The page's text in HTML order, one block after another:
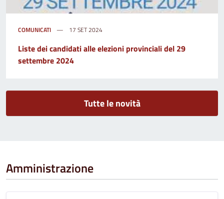
COMUNICATI 17 SET 2024
Liste dei candidati alle elezioni provinciali del 29
settembre 2024
Tutte le novità
Amministrazione